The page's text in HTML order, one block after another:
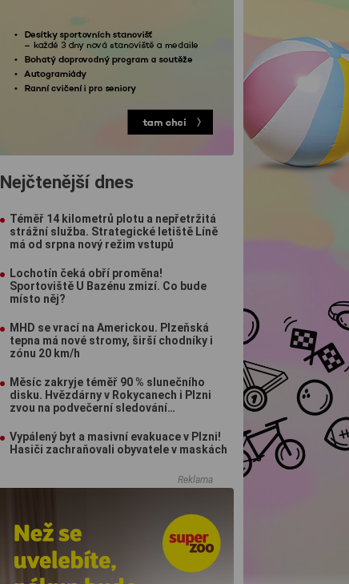
Nejčtenější dnes
Téměř 14 kilometrů plotu a nepřetržitá
strážní služba. Strategické letiště Líně
má od srpna nový režim vstupů
Lochotín čeká obří proměna!
Sportoviště U Bazénu zmizí. Co bude
místo něj?
MHD se vrací na Americkou. Plzeňská
tepna má nové stromy, širší chodníky i
zónu 20 km/h
Měsíc zakryje téměř 90 % slunečního
disku. Hvězdárny v Rokycanech i Plzni
zvou na podvečerní sledování
Vypálený byt a masivní evakuace v Plzni!
Hasiči zachraňovali obyvatele v maskách
Reklama